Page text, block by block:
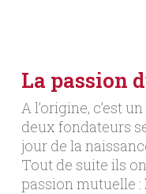
La passion
A l’origine, c’est
deux fondateurs
jour de la
Tout de suite ils
passion mutuelle :